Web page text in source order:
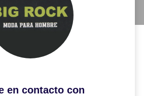
en contacto con